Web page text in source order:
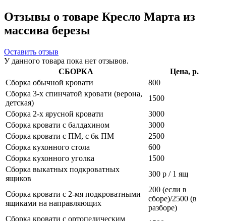
Отзывы о товаре Кресло Марта из
массива березы
Оставить отзыв
У данного товара пока нет отзывов.
СБОРКА
Цена, р.
Сборка обычной кровати
800
Сборка 3-х спинчатой кровати (верона,
детская)
1500
Сборка 2-х ярусной кровати
3000
Сборка кровати с балдахином
3000
Сборка кровати с ПМ, с бк ПМ
2500
Сборка кухонного стола
600
Сборка кухонного уголка
1500
Сборка выкатных подкроватных
ящиков
300 р / 1 ящ
Сборка кровати с 2-мя подкроватными
ящиками на направляющих
200 (если в
сборе)/2500 (в
разборе)
Сборка кровати с ортопедическим